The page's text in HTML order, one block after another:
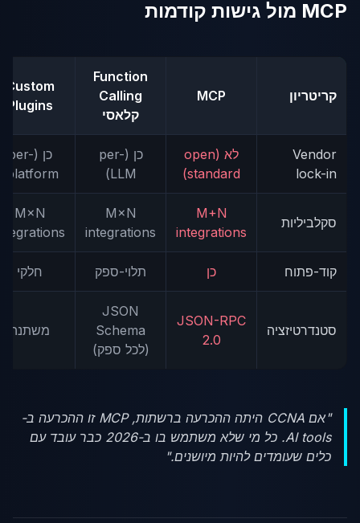
MCP מול גישות קודמות
קריטריון MCP
Function
Calling
קלאסי
Custom
Plugins
Vendor
lock-in
לא (open
standard)
כן (per-
LLM)
כן (per-
platform)
סקלביליות
M+N
integrations
M×N
integrations
M×N
קוד-פתוח כן תלוי-ספק חלקי
סטנדרטיזציה
JSON-RPC
2.0
JSON
Schema
(לכל ספק)
משתנה
"אם CCNA היתה ההכרעה ברשתות, MCP זו ההכרעה ב-
AI tools. כל מי שלא משתמש בו ב-2026 כבר עובד עם
כלים שעומדים להיות מיושנים."